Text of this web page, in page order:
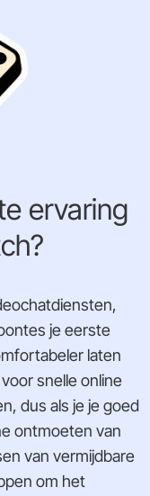
ervaring
je eerste
laten
snelle online
dus als je je goed
ontmoeten van
van vermijdbare
om het